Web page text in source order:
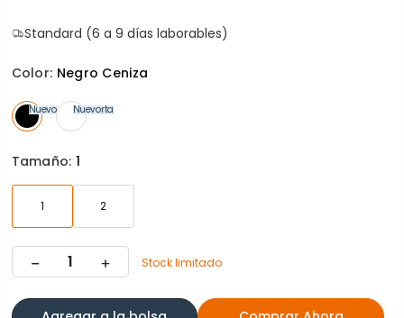
Standard (6 a 9 días laborables)
Color: Negro Ceniza
Nuevo En oferta
Nuevo
Tamaño: 1
1 2
Stock limitado